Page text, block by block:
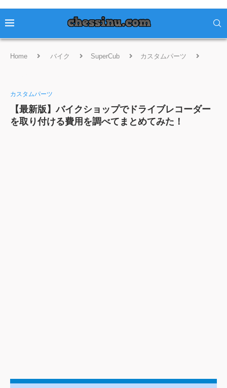
Home バイク SuperCub
カスタムパーツ
カスタムパーツ
【最新版】バイクショップでドライブレコーダー
を取り付ける費用を調べてまとめてみた！